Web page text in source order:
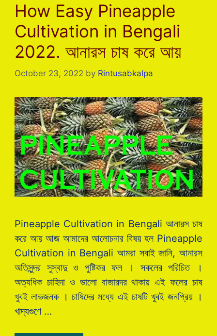
How Easy Pineapple
Cultivation in Bengali
2022. আনারস চাষ করে আয়
October 23, 2022 by Rintusabkalpa
Pineapple Cultivation in Bengali আনারস চাষ
করে আয় আজ আমাদের আলোচনার বিষয় হল Pineapple
Cultivation in Bengali আমরা সবাই জানি, আনারস
অতিসুন্দর সুস্বাদু ও পুষ্টিকর ফল । সকলের পরিচিত ।
অত্যধিক চাহিদা ও ভালো বাজারদর থাকায় এই ফলের চাষ
খুবই লাভজনক । চাষিদের মধ্যে এই চাষটি খুবই জনপ্রিয় ।
খাদ্যগুণে …